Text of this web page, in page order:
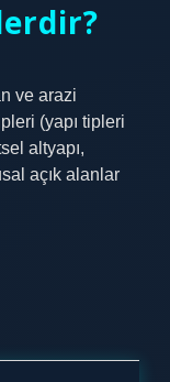
ve arazi
(yapı tipleri
altyapı,
açık alanlar